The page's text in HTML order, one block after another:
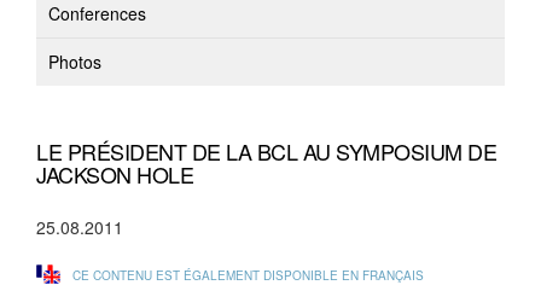
Conferences
Photos
LE PRÉSIDENT DE LA BCL AU SYMPOSIUM DE
JACKSON HOLE
25.08.2011
CE CONTENU EST ÉGALEMENT DISPONIBLE EN FRANÇAIS